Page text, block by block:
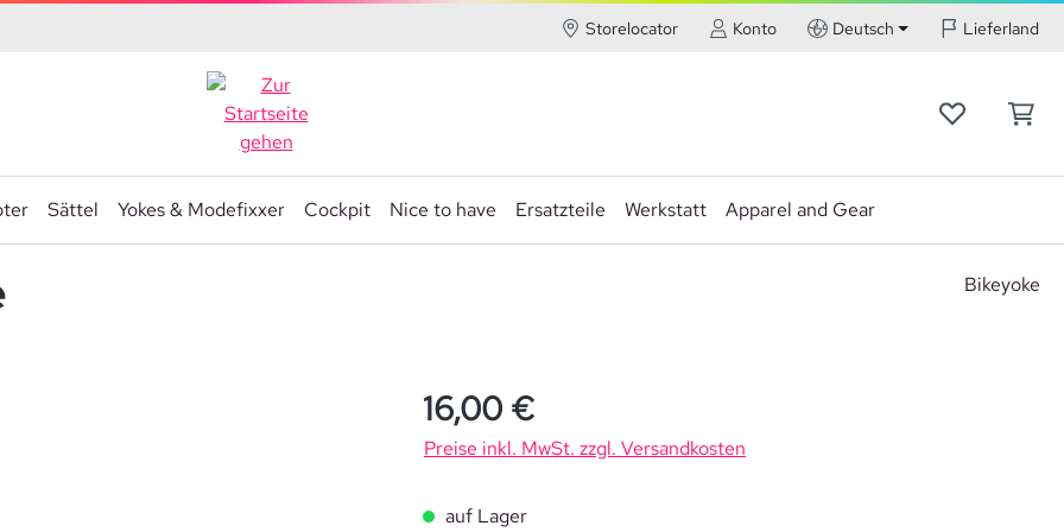
Storelocator Konto Deutsch Lieferland
Sättel Yokes & Modefixxer Cockpit Nice to have Ersatzteile Werkstatt Apparel and Gear
Bikeyoke
Regulärer Preis:
16,00 €
Preise inkl. MwSt. zzgl. Versandkosten
auf Lager